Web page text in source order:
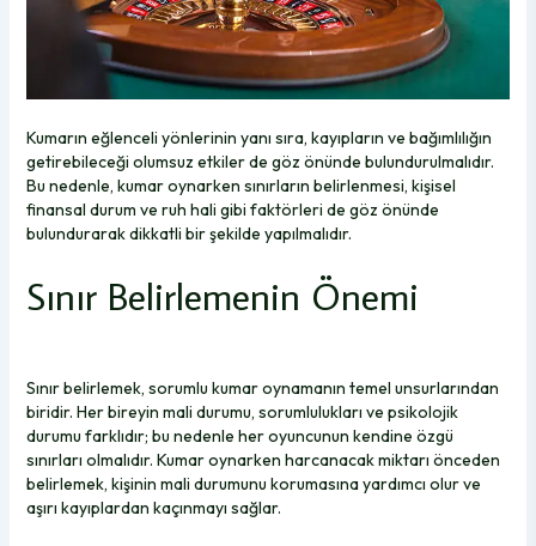
Kumarın eğlenceli yönlerinin yanı sıra, kayıpların ve bağımlılığın
getirebileceği olumsuz etkiler de göz önünde bulundurulmalıdır.
Bu nedenle, kumar oynarken sınırların belirlenmesi, kişisel
finansal durum ve ruh hali gibi faktörleri de göz önünde
bulundurarak dikkatli bir şekilde yapılmalıdır.
Sınır Belirlemenin Önemi
Sınır belirlemek, sorumlu kumar oynamanın temel unsurlarından
biridir. Her bireyin mali durumu, sorumlulukları ve psikolojik
durumu farklıdır; bu nedenle her oyuncunun kendine özgü
sınırları olmalıdır. Kumar oynarken harcanacak miktarı önceden
belirlemek, kişinin mali durumunu korumasına yardımcı olur ve
aşırı kayıplardan kaçınmayı sağlar.